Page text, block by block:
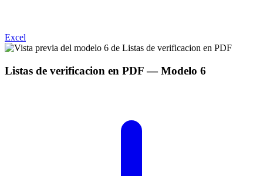
Excel
Listas de verificacion en PDF— Modelo 6